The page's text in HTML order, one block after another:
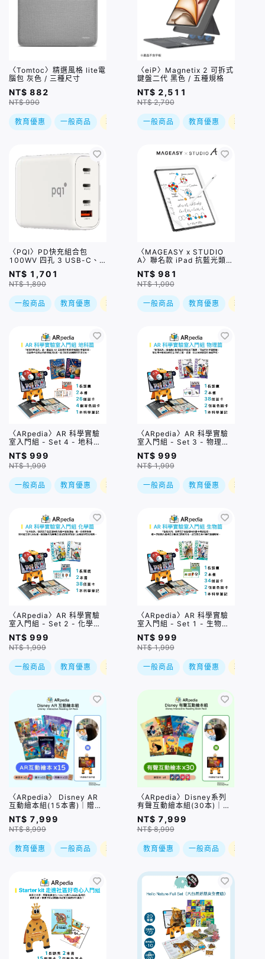
〈Tomtoc〉精選風格 lite電
腦包 灰色 / 三種尺寸
NT$ 882
NT$ 990
教育優惠 一般商品 現折
〈eiP〉Magnetix 2 可拆式
鍵盤二代 黑色 / 五種規格
NT$ 2,511
NT$ 2,790
一般商品 教育優惠 現折
〈PQI〉PD快充組合包
100WV 四孔 3 USB-C、
USB-A 100W / USB-C to
C 100公分 5A編織快充線
NT$ 1,701
NT$ 1,890
一般商品 教育優惠 現折
〈MAGEASY x STUDIO
A〉聯名款 iPad 抗藍光類紙
膜保護貼
NT$ 981
NT$ 1,090
一般商品 教育優惠 現折
〈ARpedia〉AR 科學實驗
室入門組 - Set 4 - 地科篇
(含2本書)｜贈SPOTTY
Mirror
NT$ 999
NT$ 1,999
一般商品 教育優惠 現折
〈ARpedia〉AR 科學實驗
室入門組 - Set 3 - 物理篇
(含2本書)｜贈SPOTTY
Mirror
NT$ 999
NT$ 1,999
一般商品 教育優惠 現折
〈ARpedia〉AR 科學實驗
室入門組 - Set 2 - 化學篇
(含2本書)｜贈SPOTTY
Mirror
NT$ 999
NT$ 1,999
一般商品 教育優惠 現折
〈ARpedia〉AR 科學實驗
室入門組 - Set 1 - 生物篇
(含2本書)｜贈SPOTTY
Mirror
NT$ 999
NT$ 1,999
一般商品 教育優惠 現折
〈ARpedia〉 Disney AR
互動繪本組(15本書)｜贈
SPOTTY Mirror
NT$ 7,999
NT$ 8,999
教育優惠 一般商品 現折
〈ARpedia〉Disney系列
有聲互動繪本組(30本)｜贈
SPOTTY Mirror
NT$ 7,999
NT$ 8,999
教育優惠 一般商品 現折